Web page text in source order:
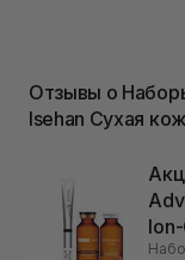
Отзывы о
Isehan Сухая